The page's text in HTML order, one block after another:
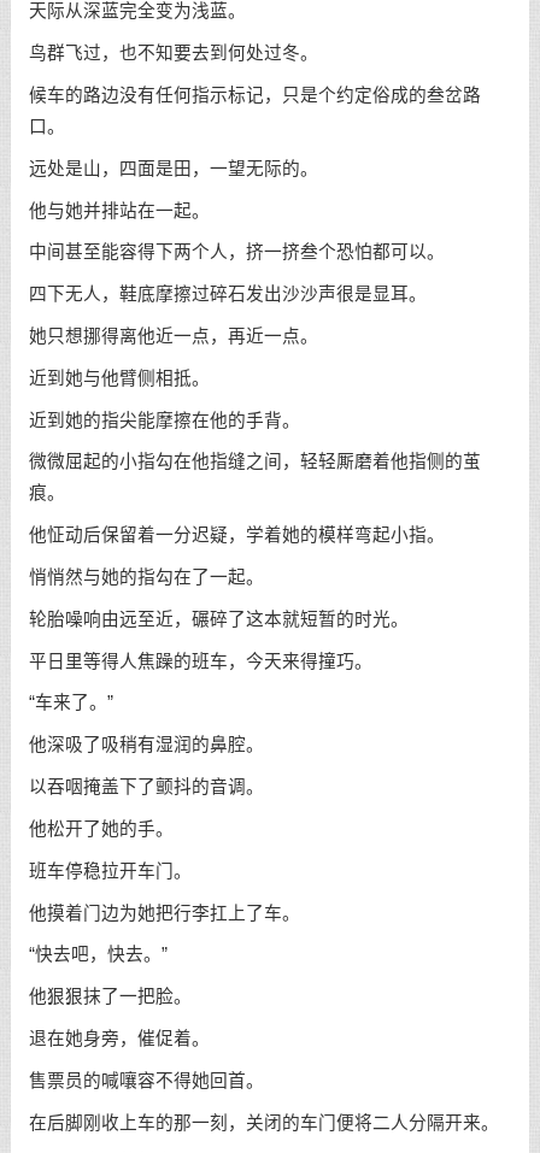
天际从深蓝完全变为浅蓝。
鸟群飞过，也不知要去到何处过冬。
候车的路边没有任何指示标记，只是个约定俗成的叁岔路
口。
远处是山，四面是田，一望无际的。
他与她并排站在一起。
中间甚至能容得下两个人，挤一挤叁个恐怕都可以。
四下无人，鞋底摩擦过碎石发出沙沙声很是显耳。
她只想挪得离他近一点，再近一点。
近到她与他臂侧相抵。
近到她的指尖能摩擦在他的手背。
微微屈起的小指勾在他指缝之间，轻轻厮磨着他指侧的茧
痕。
他怔动后保留着一分迟疑，学着她的模样弯起小指。
悄悄然与她的指勾在了一起。
轮胎噪响由远至近，碾碎了这本就短暂的时光。
平日里等得人焦躁的班车，今天来得撞巧。
“车来了。”
他深吸了吸稍有湿润的鼻腔。
以吞咽掩盖下了颤抖的音调。
他松开了她的手。
班车停稳拉开车门。
他摸着门边为她把行李扛上了车。
“快去吧，快去。”
他狠狠抹了一把脸。
退在她身旁，催促着。
售票员的喊嚷容不得她回首。
在后脚刚收上车的那一刻，关闭的车门便将二人分隔开来。